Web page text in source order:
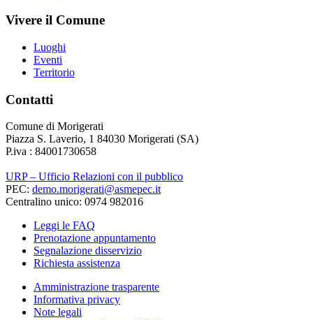
Vivere il Comune
Luoghi
Eventi
Territorio
Contatti
Comune di Morigerati
Piazza S. Laverio, 1 84030 Morigerati (SA)
P.iva : 84001730658
URP – Ufficio Relazioni con il pubblico
PEC: demo.morigerati@asmepec.it
Centralino unico: 0974 982016
Leggi le FAQ
Prenotazione appuntamento
Segnalazione disservizio
Richiesta assistenza
Amministrazione trasparente
Informativa privacy
Note legali